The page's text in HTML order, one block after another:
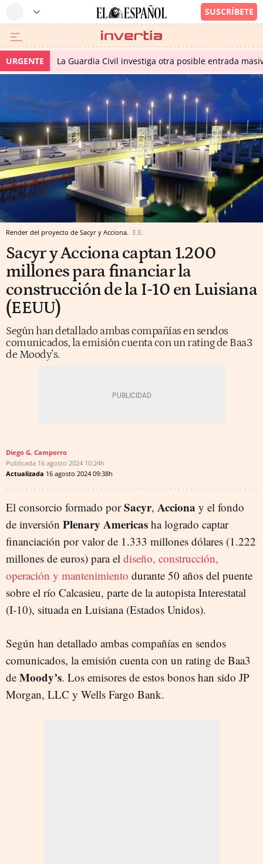
URGENTE La Guardia Civil investiga otra posible entrada
Render del proyecto de Sacyr y Acciona. E.E.
Sacyr y Acciona captan 1.200
millones para financiar la
construcción de la I-10 en Luisiana
(EEUU)
Según han detallado ambas compañías en sendos
comunicados, la emisión cuenta con un rating de Baa3
de Moody’s.
Diego G. Camporro
Publicada 16 agosto 2024 10:24h
Actualizada 16 agosto 2024 09:38h
El consorcio formado porSacyr, Acciona y el fondo
de inversión Plenary Americas ha logrado captar
financiación por valor de 1.333 millones dólares (1.222
millones de euros) para el diseño, construcción,
operación y mantenimiento durante 50 años del puente
sobre el río Calcasieu, parte de la autopista Interestatal
(I-10), situada en Luisiana (Estados Unidos).
Según han detallado ambas compañías en sendos
comunicados, la emisión cuenta con un rating de Baa3
de Moody’s. Los emisores de estos bonos han sido JP
Morgan, LLC y Wells Fargo Bank.